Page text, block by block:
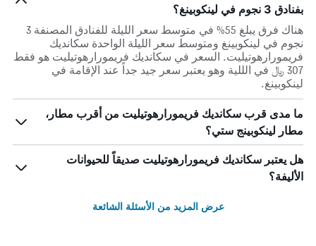
بفنادق 3 نجوم في لينكوبينغ؟
هناك فرق يبلغ 55% في متوسط ​​سعر الليلة للفنادق المصنفة 3
نجوم في لينكوبينغ ومتوسط ​​سعر الليلة الواحدة سكانديك
فريمورارهوتيليت. السعر في سكانديك فريمورارهوتيليت هو فقط
307 ﷼ في الللية وهو يعتبر سعر جيد جداً عند الإقامة في
لينكوبينغ.
ما مدى قرب سكانديك فريمورارهوتيليت من أقرب مطار،
مطار لينكوبينج ستي؟
هل يعتبر سكانديك فريمورارهوتيليت صديقاً للحيوانات
الأليفة؟
عرض المزيد من الأسئلة الشائعة